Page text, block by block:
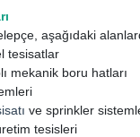
aşağıdaki
tesisatlar
mekanik boru hatları
ve sprinkler
tesisleri